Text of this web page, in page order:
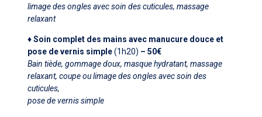
limage des ongles avec soin des cuticules, massage
relaxant
♦ Soin complet des mains avec manucure douce et
pose devernis simple(1h20) – 50€
Bain tiède, gommage doux, masque hydratant, massage
relaxant, coupe ou limage des ongles avec soin des
cuticules,
pose de vernis simple